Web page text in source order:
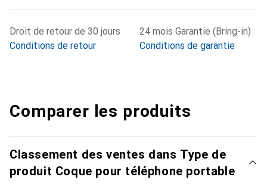
Droit de retour de 30 jours
Conditions de retour
24 mois Garantie (Bring-in)
Conditions de garantie
Comparer les produits
Classement des ventes dans Type de
produit Coque pour téléphone portable